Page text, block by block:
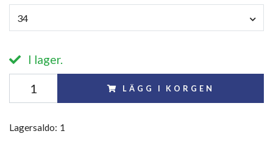
34
I lager.
LÄGG I KORGEN
Lagersaldo: 1